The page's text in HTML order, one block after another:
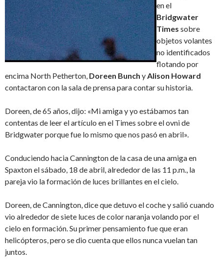
en el
Bridgwater
Times sobre
objetos volantes
no identificados
flotando por
encima North Petherton, Doreen Bunch yAlison Howard
contactaron con la sala de prensa para contar su historia.
Doreen, de 65 años, dijo: «Mi amiga y yo estábamos tan
contentas de leer el artículo en el Times sobre el ovni de
Bridgwater porque fue lo mismo que nos pasó en abril».
Conduciendo hacia Cannington de la casa de una amiga en
Spaxton el sábado, 18 de abril, alrededor de las 11 p.m., la
pareja vio la formación de luces brillantes en el cielo.
Doreen, de Cannington, dice que detuvo el coche y salió cuando
vio alrededor de siete luces de color naranja volando por el
cielo en formación. Su primer pensamiento fue que eran
helicópteros, pero se dio cuenta que ellos nunca vuelan tan
juntos.